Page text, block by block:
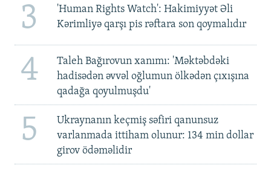
3
'Human Rights Watch': Hakimiyyət Əli
Kərimliyə qarşı pis rəftara son qoymalıdır
4
Taleh Bağırovun xanımı: 'Məktəbdəki
hadisədən əvvəl oğlumun ölkədən çıxışına
qadağa qoyulmuşdu'
5
Ukraynanın keçmiş səfiri qanunsuz
varlanmada ittiham olunur: 134 min dollar
girov ödəməlidir